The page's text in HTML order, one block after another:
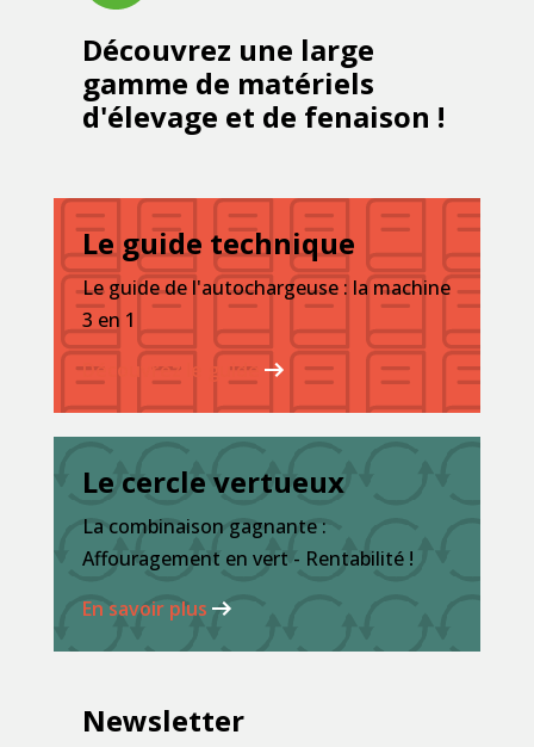
Découvrez une large
gamme de matériels
d'élevage et de fenaison !
Le guide technique
Le guide de l'autochargeuse : la machine
3 en 1
Découvrez le guide
Le cercle vertueux
La combinaison gagnante :
Affouragement en vert - Rentabilité !
En savoir plus
Newsletter